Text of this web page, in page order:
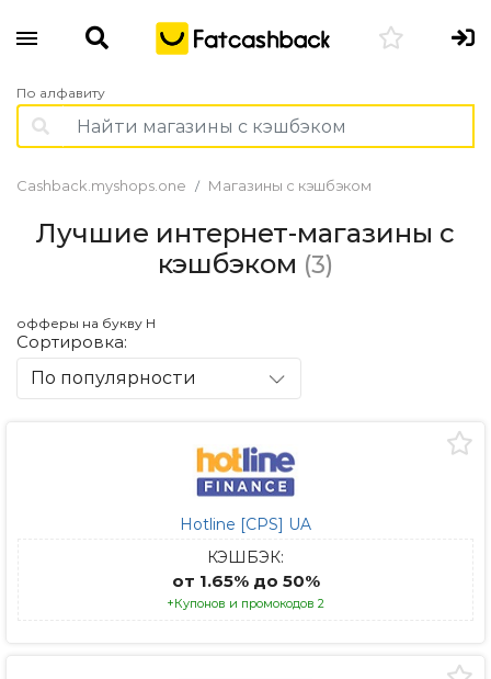
По алфавиту
Cashback.myshops.one Магазины с кэшбэком
Лучшие интернет-магазины с
кэшбэком (3)
офферы на букву H
Сортировка:
По популярности
Hotline [CPS] UA
КЭШБЭК:
от 1.65% до 50%
+Купонов и промокодов 2